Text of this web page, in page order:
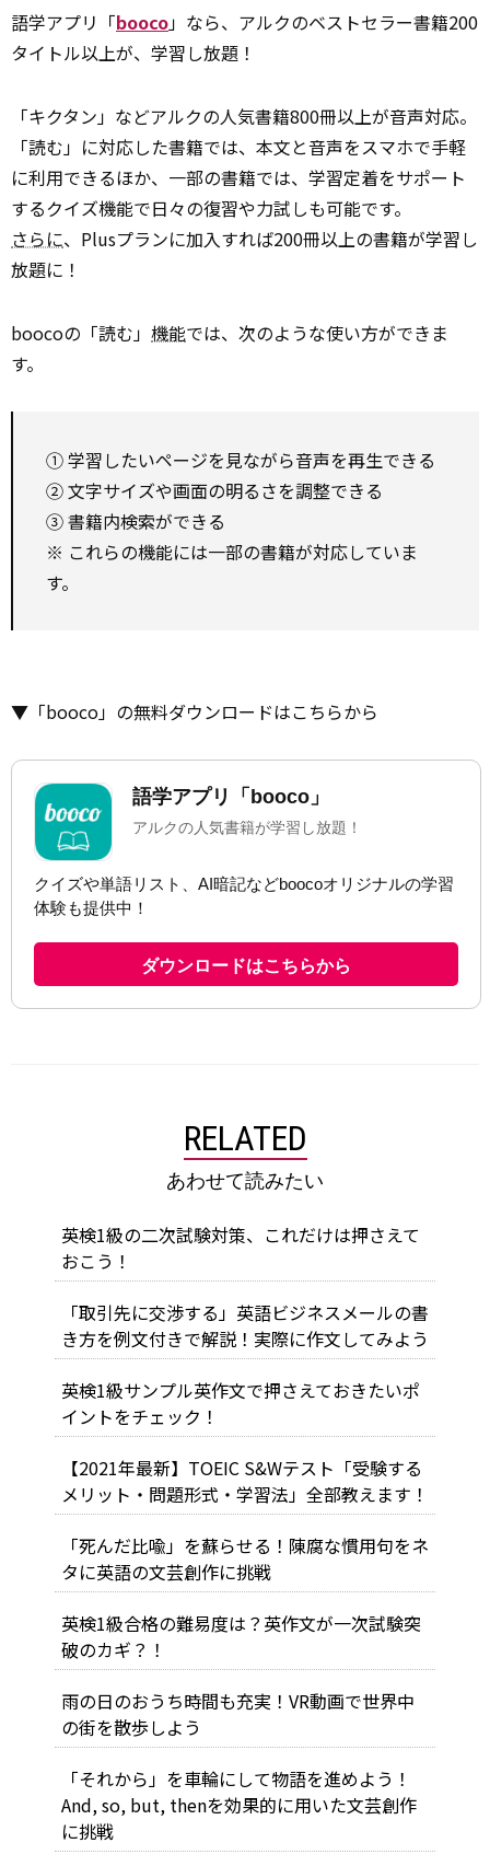
語学アプリ「booco」なら、アルクのベストセラー書籍200
タイトル以上が、学習し放題！
「キクタン」などアルクの人気書籍800冊以上が音声対応。
「読む」に対応した書籍では、本文と音声をスマホで手軽
に利用できるほか、一部の書籍では、学習定着をサポート
するクイズ機能で日々の復習や力試しも可能です。
さらに、Plusプランに加入すれば200冊以上の書籍が学習し
放題に！
boocoの「読む」 機能では、次のような使い方ができま
す。
① 学習したいページを見ながら音声を再生できる
② 文字サイズや画面の明るさを調整できる
③ 書籍内検索ができる
※ これらの機能には一部の書籍が対応していま
す。
▼「booco」の無料ダウンロードはこちらから
RELATED
あわせて読みたい
英検1級の二次試験対策、これだけは押さえて
おこう！
「取引先に交渉する」英語ビジネスメールの書
き方を例文付きで解説！実際に作文してみよう
英検1級サンプル英作文で押さえておきたいポ
イントをチェック！
【2021年最新】TOEIC S&Wテスト「受験する
メリット・問題形式・学習法」全部教えます！
「死んだ比喩」を蘇らせる！陳腐な慣用句をネ
タに英語の文芸創作に挑戦
英検1級合格の難易度は？英作文が一次試験突
破のカギ？！
雨の日のおうち時間も充実！VR動画で世界中
の街を散歩しよう
「それから」を車輪にして物語を進めよう！
And, so, but, thenを効果的に用いた文芸創作
に挑戦